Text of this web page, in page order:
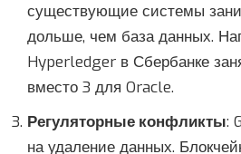
существующие системы
дольше, чем база данных.
Hyperledger в Сбербанке
вместо 3 для Oracle.
Регуляторные конфликты:
на удаление данных.